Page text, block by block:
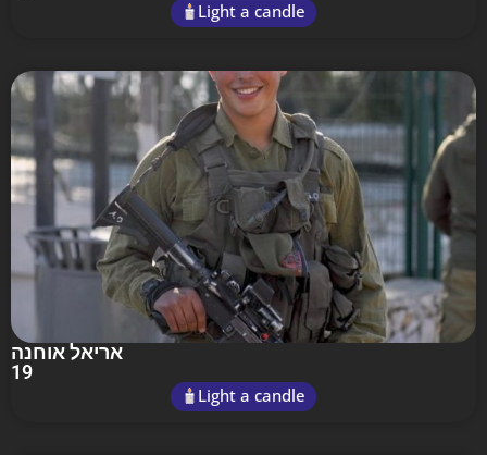
Light a candle
אריאל אוחנה
19
Light a candle